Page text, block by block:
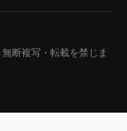
無断複写・転載を禁じま